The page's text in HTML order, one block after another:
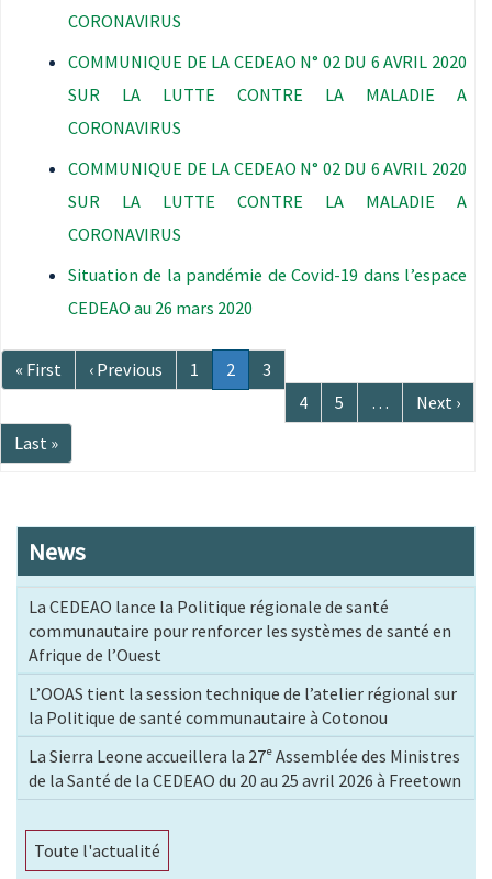
CORONAVIRUS
COMMUNIQUE DE LA CEDEAO N° 02 DU 6 AVRIL 2020
SUR LA LUTTE CONTRE LA MALADIE A
CORONAVIRUS
COMMUNIQUE DE LA CEDEAO N° 02 DU 6 AVRIL 2020
SUR LA LUTTE CONTRE LA MALADIE A
CORONAVIRUS
Situation de la pandémie de Covid-19 dans l’espace
CEDEAO au 26 mars 2020
Pagination
Première
page
« First
Page
précédente
‹ Previous Page
1
Page
courante
2 Page
3
Page
4 Page
5 …
Page
suivante
Next ›
Dernière
page
Last »
News
La CEDEAO lance la Politique régionale de santé
communautaire pour renforcer les systèmes de santé en
Afrique de l’Ouest
L’OOAS tient la session technique de l’atelier régional sur
la Politique de santé communautaire à Cotonou
La Sierra Leone accueillera la 27ᵉ Assemblée des Ministres
de la Santé de la CEDEAO du 20 au 25 avril 2026 à Freetown
Toute l'actualité